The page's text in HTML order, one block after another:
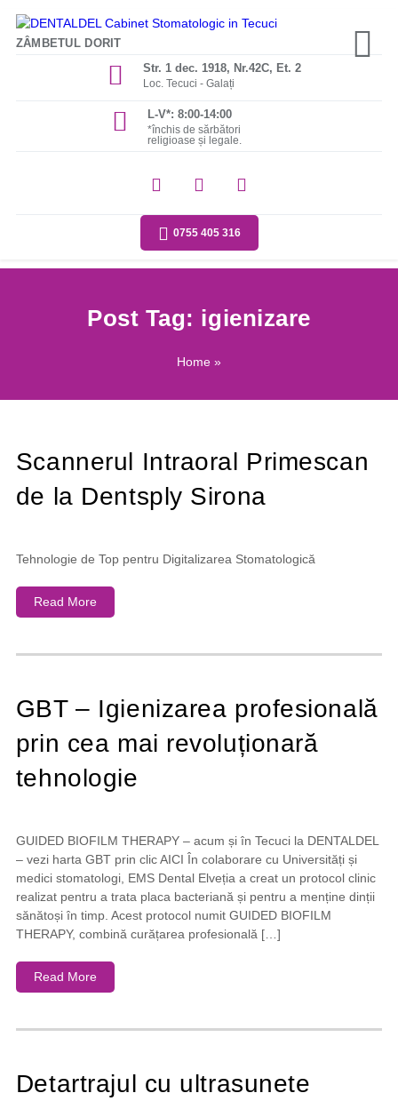
ZÂMBETUL DORIT
Str. 1 dec. 1918, Nr.42C, Et. 2
Loc. Tecuci - Galați
L-V*: 8:00-14:00
*închis de sărbători
religioase și legale.
0755 405 316
Post Tag: igienizare
Home »
Scannerul Intraoral Primescan
de la Dentsply Sirona
Tehnologie de Top pentru Digitalizarea Stomatologică
Read More
GBT – Igienizarea profesională
prin cea mai revoluționară
tehnologie
GUIDED BIOFILM THERAPY – acum și în Tecuci la DENTALDEL
– vezi harta GBT prin clic AICI În colaborare cu Universități și
medici stomatologi, EMS Dental Elveția a creat un protocol clinic
realizat pentru a trata placa bacteriană și pentru a menține dinții
sănătoși în timp. Acest protocol numit GUIDED BIOFILM
THERAPY, combină curățarea profesională […]
Read More
Detartrajul cu ultrasunete